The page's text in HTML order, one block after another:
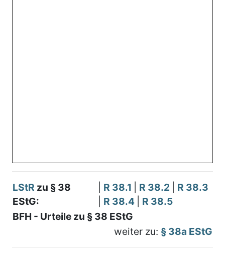
LStR zu § 38
EStG:
R 38.1 R 38.2
R 38.3
R 38.4
R 38.5
BFH - Urteile zu § 38 EStG
weiter zu: § 38a EStG